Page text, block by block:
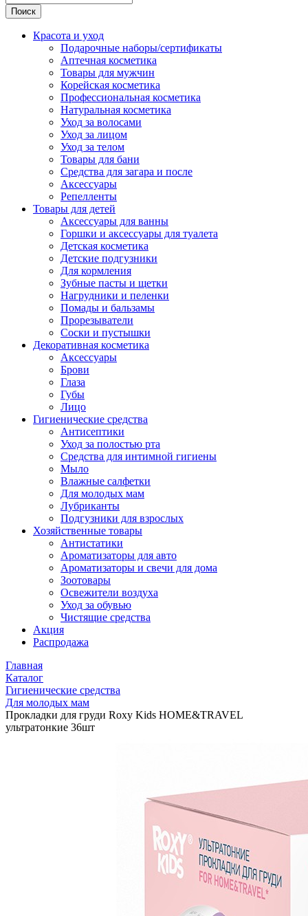
Поиск
Красота и уход
Подарочные наборы/сертификаты
Аптечная косметика
Товары для мужчин
Корейская косметика
Профессиональная косметика
Натуральная косметика
Уход за волосами
Уход за лицом
Уход за телом
Товары для бани
Средства для загара и после
Аксессуары
Репелленты
Товары для детей
Аксессуары для ванны
Горшки и аксессуары для туалета
Детская косметика
Детские подгузники
Для кормления
Зубные пасты и щетки
Нагрудники и пеленки
Помады и бальзамы
Прорезыватели
Соски и пустышки
Декоративная косметика
Аксессуары
Брови
Глаза
Губы
Лицо
Гигиенические средства
Антисептики
Уход за полостью рта
Средства для интимной гигиены
Мыло
Влажные салфетки
Для молодых мам
Лубриканты
Подгузники для взрослых
Хозяйственные товары
Антистатики
Ароматизаторы для авто
Ароматизаторы и свечи для дома
Зоотовары
Освежители воздуха
Уход за обувью
Чистящие средства
Акция
Распродажа
Главная
Каталог
Гигиенические средства
Для молодых мам
Прокладки для груди Roxy Kids HOME&TRAVEL
ультратонкие 36шт